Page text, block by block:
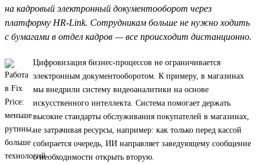
на кадровый электронный документооборот через
платформу HR-Link. Сотрудникам больше не нужно ходить
с бумагами в отдел кадров — все происходит дистанционно.
Цифровизация бизнес-процессов не ограничивается
электронным документооборотом. К примеру, в магазинах
мы внедрили систему видеоаналитики на основе
искусственного интеллекта. Система помогает держать
высокие стандарты обслуживания покупателей в магазинах,
не затрачивая ресурсы, например: как только перед кассой
собирается очередь, ИИ направляет заведующему сообщение
о необходимости открыть вторую.